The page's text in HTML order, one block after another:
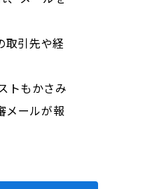
取引先や経
トもかさみ
メールが報